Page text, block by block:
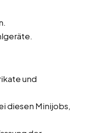
und
diesen Minijobs,